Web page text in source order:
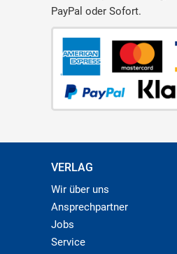
PayPal oder Sofort.
VERLAG
Wir über uns
Ansprechpartner
Jobs
Service